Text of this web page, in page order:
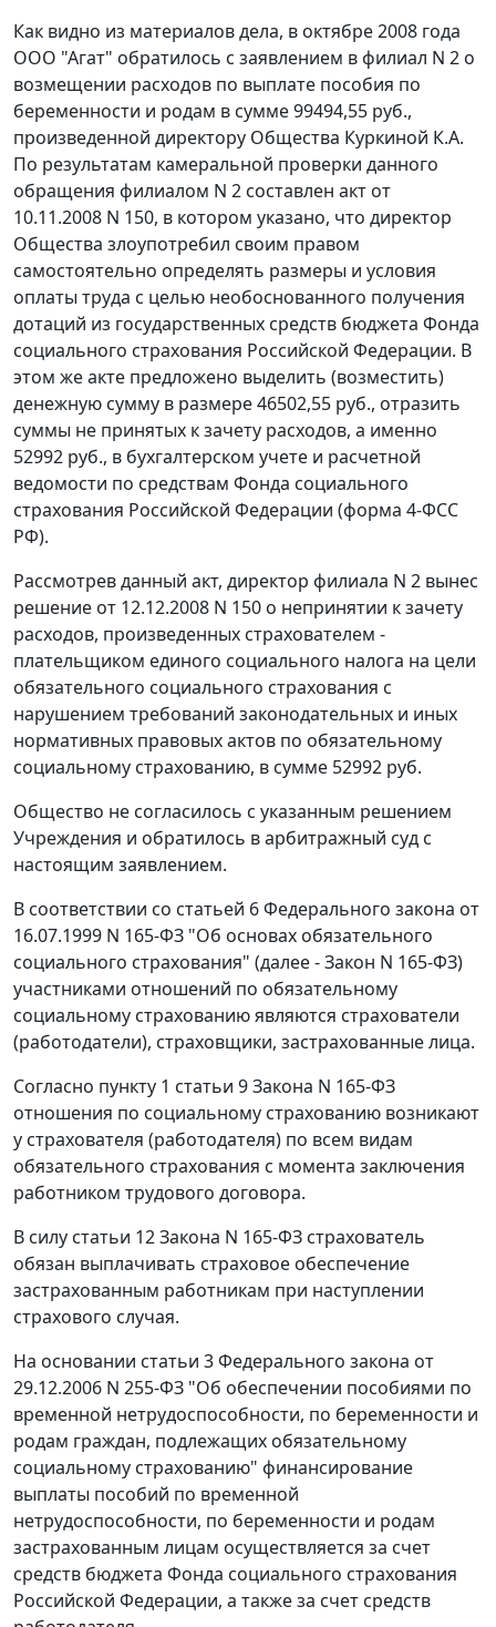
Как видно из материалов дела, в октябре 2008 года
ООО "Агат" обратилось с заявлением в филиал N 2 о
возмещении расходов по выплате пособия по
беременности и родам в сумме 99494,55 руб.,
произведенной директору Общества Куркиной К.А.
По результатам камеральной проверки данного
обращения филиалом N 2 составлен акт от
10.11.2008 N 150, в котором указано, что директор
Общества злоупотребил своим правом
самостоятельно определять размеры и условия
оплаты труда с целью необоснованного получения
дотаций из государственных средств бюджета Фонда
социального страхования Российской Федерации. В
этом же акте предложено выделить (возместить)
денежную сумму в размере 46502,55 руб., отразить
суммы не принятых к зачету расходов, а именно
52992 руб., в бухгалтерском учете и расчетной
ведомости по средствам Фонда социального
страхования Российской Федерации (форма 4-ФСС
РФ).
Рассмотрев данный акт, директор филиала N 2 вынес
решение от 12.12.2008 N 150 о непринятии к зачету
расходов, произведенных страхователем -
плательщиком единого социального налога на цели
обязательного социального страхования с
нарушением требований законодательных и иных
нормативных правовых актов по обязательному
социальному страхованию, в сумме 52992 руб.
Общество не согласилось с указанным решением
Учреждения и обратилось в арбитражный суд с
настоящим заявлением.
В соответствии со статьей 6Федерального закона от
16.07.1999 N 165-ФЗ "Об основах обязательного
социального страхования" (далее - Закон N 165-ФЗ)
участниками отношений по обязательному
социальному страхованию являются страхователи
(работодатели), страховщики, застрахованные лица.
Согласно пункту 1 статьи 9Закона N 165-ФЗ
отношения по социальному страхованию возникают
у страхователя (работодателя) по всем видам
обязательного страхования с момента заключения
работником трудового договора.
В силу статьи 12Закона N 165-ФЗ страхователь
обязан выплачивать страховое обеспечение
застрахованным работникам при наступлении
страхового случая.
На основании статьи 3Федерального закона от
29.12.2006 N 255-ФЗ "Об обеспечении пособиями по
временной нетрудоспособности, по беременности и
родам граждан, подлежащих обязательному
социальному страхованию" финансирование
выплаты пособий по временной
нетрудоспособности, по беременности и родам
застрахованным лицам осуществляется за счет
средств бюджета Фонда социального страхования
Российской Федерации, а также за счет средств